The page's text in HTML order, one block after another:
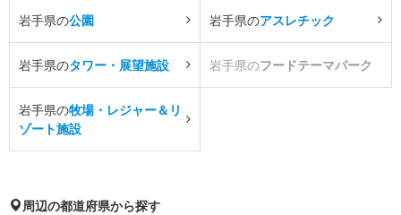
岩手県の公園 岩手県のアスレチック
岩手県のタワー・展望施設 岩手県のフードテーマパーク
岩手県の牧場・レジャー＆リ
ゾート施設
周辺の都道府県から探す